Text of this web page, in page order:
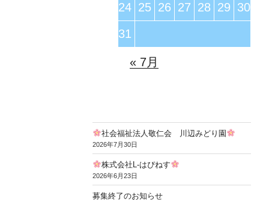
24 25 26 27 28 29 30
31
« 7月
社会福祉法人敬仁会 川辺みどり園
2026年7月30日
株式会社L-はぴねす
2026年6月23日
募集終了のお知らせ